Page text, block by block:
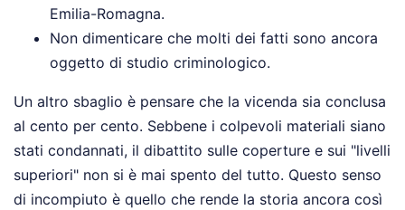
Emilia-Romagna.
Non dimenticare che molti dei fatti sono ancora
oggetto di studio criminologico.
Un altro sbaglio è pensare che la vicenda sia conclusa
al cento per cento. Sebbene i colpevoli materiali siano
stati condannati, il dibattito sulle coperture e sui "livelli
superiori" non si è mai spento del tutto. Questo senso
di incompiuto è quello che rende la storia ancora così